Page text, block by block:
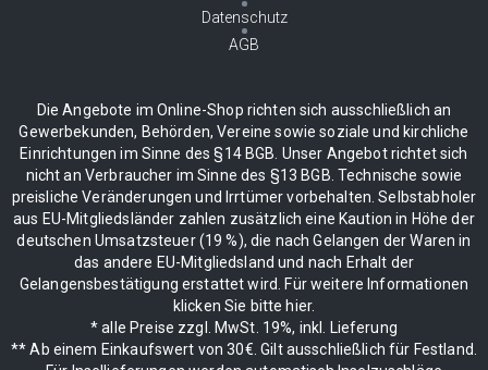
Datenschutz
AGB
Die Angebote im Online-Shop richten sich ausschließlich an
Gewerbekunden, Behörden, Vereine sowie soziale und kirchliche
Einrichtungen im Sinne des §14 BGB. Unser Angebot richtet sich
nicht an Verbraucher im Sinne des §13 BGB. Technische sowie
preisliche Veränderungen und Irrtümer vorbehalten. Selbstabholer
aus EU-Mitgliedsländer zahlen zusätzlich eine Kaution in Höhe der
deutschen Umsatzsteuer (19 %), die nach Gelangen der Waren in
das andere EU-Mitgliedsland und nach Erhalt der
Gelangensbestätigung erstattet wird. Für weitere Informationen
klicken Sie bitte hier.
* alle Preise zzgl. MwSt. 19%, inkl. Lieferung
** Ab einem Einkaufswert von 30€. Gilt ausschließlich für Festland.